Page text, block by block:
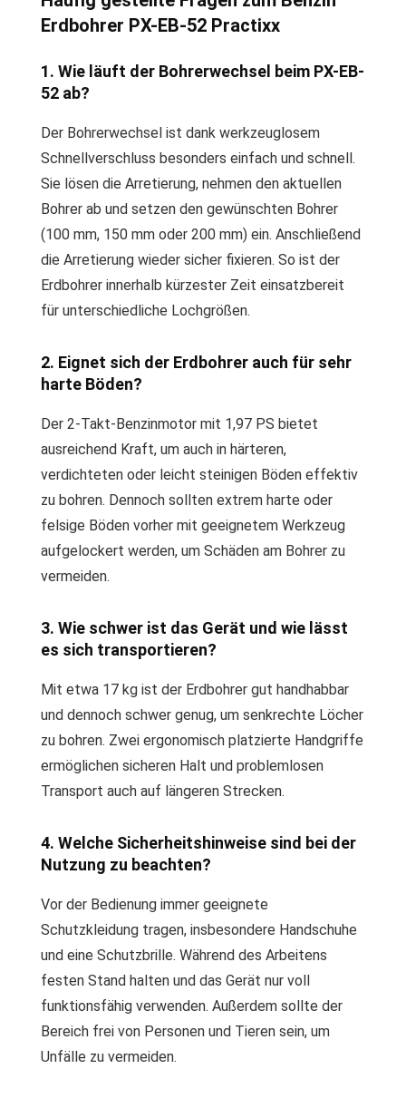
Erdbohrer PX-EB-52 Practixx
1. Wie läuft der Bohrerwechsel beim PX-EB-
52 ab?
Der Bohrerwechsel ist dank werkzeuglosem
Schnellverschluss besonders einfach und schnell.
Sie lösen die Arretierung, nehmen den aktuellen
Bohrer ab und setzen den gewünschten Bohrer
(100 mm, 150 mm oder 200 mm) ein. Anschließend
die Arretierung wieder sicher fixieren. So ist der
Erdbohrer innerhalb kürzester Zeit einsatzbereit
für unterschiedliche Lochgrößen.
2. Eignet sich der Erdbohrer auch für sehr
harte Böden?
Der 2-Takt-Benzinmotor mit 1,97 PS bietet
ausreichend Kraft, um auch in härteren,
verdichteten oder leicht steinigen Böden effektiv
zu bohren. Dennoch sollten extrem harte oder
felsige Böden vorher mit geeignetem Werkzeug
aufgelockert werden, um Schäden am Bohrer zu
vermeiden.
3. Wie schwer ist das Gerät und wie lässt
es sich transportieren?
Mit etwa 17 kg ist der Erdbohrer gut handhabbar
und dennoch schwer genug, um senkrechte Löcher
zu bohren. Zwei ergonomisch platzierte Handgriffe
ermöglichen sicheren Halt und problemlosen
Transport auch auf längeren Strecken.
4. Welche Sicherheitshinweise sind bei der
Nutzung zu beachten?
Vor der Bedienung immer geeignete
Schutzkleidung tragen, insbesondere Handschuhe
und eine Schutzbrille. Während des Arbeitens
festen Stand halten und das Gerät nur voll
funktionsfähig verwenden. Außerdem sollte der
Bereich frei von Personen und Tieren sein, um
Unfälle zu vermeiden.